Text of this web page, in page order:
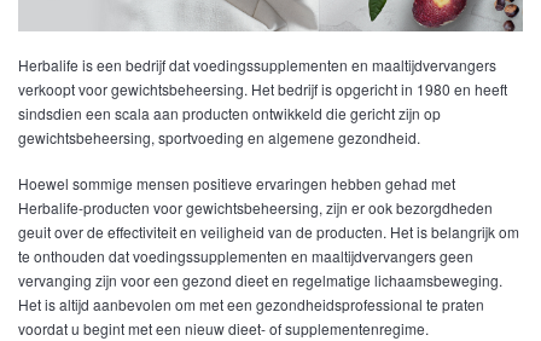
Herbalife is een bedrijf dat voedingssupplementen en maaltijdvervangers
verkoopt voor gewichtsbeheersing. Het bedrijf is opgericht in 1980 en heeft
sindsdien een scala aan producten ontwikkeld die gericht zijn op
gewichtsbeheersing, sportvoeding en algemene gezondheid.
Hoewel sommige mensen positieve ervaringen hebben gehad met
Herbalife-producten voor gewichtsbeheersing, zijn er ook bezorgdheden
geuit over de effectiviteit en veiligheid van de producten. Het is belangrijk om
te onthouden dat voedingssupplementen en maaltijdvervangers geen
vervanging zijn voor een gezond dieet en regelmatige lichaamsbeweging.
Het is altijd aanbevolen om met een gezondheidsprofessional te praten
voordat u begint met een nieuw dieet- of supplementenregime.